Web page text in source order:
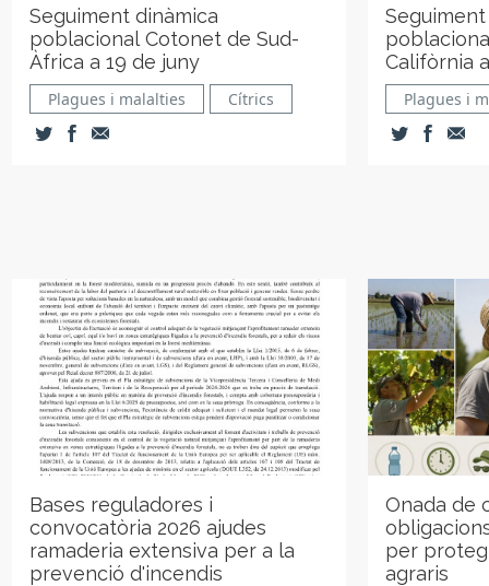
Seguiment dinàmica
poblacional Cotonet de Sud-
Àfrica a 19 de juny
Plagues i malalties Cítrics
Califòrnia
Plagues i
Bases reguladores i
convocatòria 2026 ajudes
ramaderia extensiva per a la
prevenció d'incendis
Onada de
per
agraris